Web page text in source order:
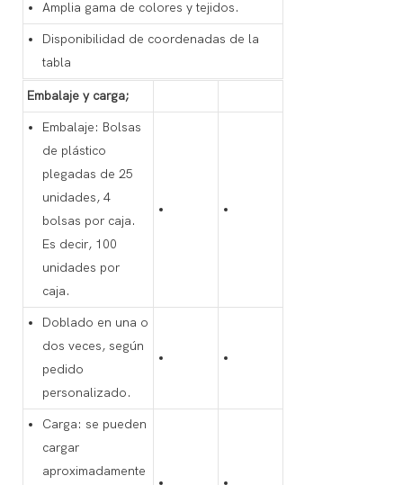
Amplia gama de colores y tejidos.
Disponibilidad de coordenadas de la
tabla
Embalaje y carga;
Embalaje: Bolsas
de plástico
plegadas de 25
unidades, 4
bolsas por caja.
Es decir, 100
unidades por
caja.
Doblado en una o
dos veces, según
pedido
personalizado.
Carga: se pueden
cargar
aproximadamente